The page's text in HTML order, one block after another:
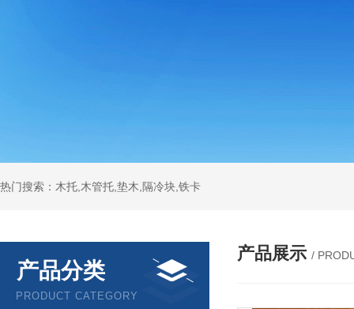
热门搜索：木托,木管托,垫木,隔冷块,铁卡
产品分类
PRODUCT CATEGORY
产品展示 /